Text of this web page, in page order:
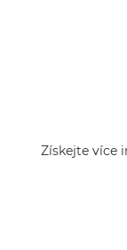
Získejte více